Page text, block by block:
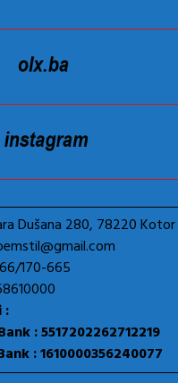
Dušana 280, 78220
170-665
:
: 5517202262712219
: 1610000356240077